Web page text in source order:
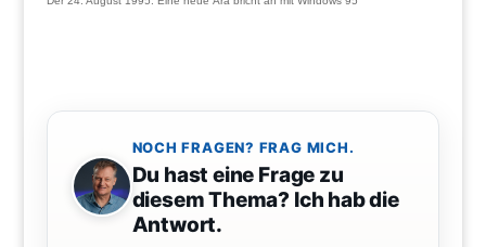
NOCH FRAGEN? FRAG MICH.
Du hast eine Frage zu
diesem Thema? Ich hab die
Antwort.